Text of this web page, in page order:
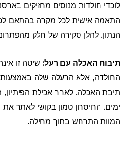
לוכדי חולדות מנוסים מחזיקים
התאמה אישית לכל מקרה בהתאם
הנתון. להלן סקירה של חלק
תיבות האכלה עם רעל: שיטה זו
החולדה, אלא הרעלה שלה באמצעות
תיבת האכלה. לאחר אכילת
ימים. החיסרון טמון בקושי לאתר
המוות התרחש בתוך מחילה.